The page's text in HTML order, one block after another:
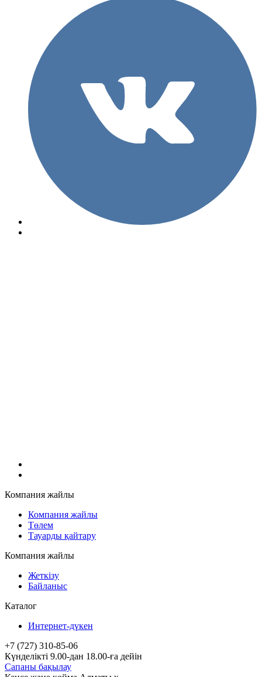
Компания жайлы
Компания жайлы
Төлем
Тауарды қайтару
Компания жайлы
Жеткізу
Байланыс
Каталог
Интернет-дүкен
+7 (727) 310-85-06
Күнделікті 9.00-дан 18.00-ға дейін
Сапаны бақылау